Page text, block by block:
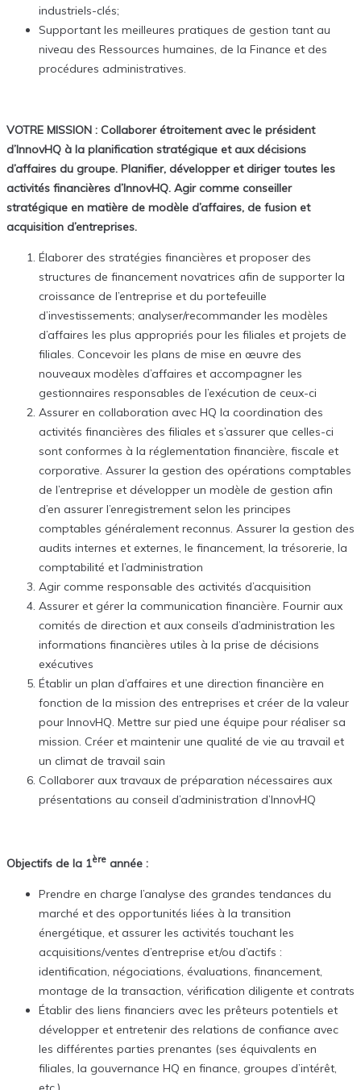
industriels-clés;
Supportant les meilleures pratiques de gestion tant au
niveau des Ressources humaines, de la Finance et des
procédures administratives.
VOTRE MISSION : Collaborer étroitement avec le président
d’InnovHQ à la planification stratégique et aux décisions
d’affaires du groupe. Planifier, développer et diriger toutes les
activités financières d’InnovHQ. Agir comme conseiller
stratégique en matière de modèle d’affaires, de fusion et
acquisition d’entreprises.
Élaborer des stratégies financières et proposer des
structures de financement novatrices afin de supporter la
croissance de l’entreprise et du portefeuille
d’investissements; analyser/recommander les modèles
d’affaires les plus appropriés pour les filiales et projets de
filiales. Concevoir les plans de mise en œuvre des
nouveaux modèles d’affaires et accompagner les
gestionnaires responsables de l’exécution de ceux-ci
Assurer en collaboration avec HQ la coordination des
activités financières des filiales et s’assurer que celles-ci
sont conformes à la réglementation financière, fiscale et
corporative. Assurer la gestion des opérations comptables
de l’entreprise et développer un modèle de gestion afin
d’en assurer l’enregistrement selon les principes
comptables généralement reconnus. Assurer la gestion des
audits internes et externes, le financement, la trésorerie, la
comptabilité et l’administration
Agir comme responsable des activités d’acquisition
Assurer et gérer la communication financière. Fournir aux
comités de direction et aux conseils d’administration les
informations financières utiles à la prise de décisions
exécutives
Établir un plan d’affaires et une direction financière en
fonction de la mission des entreprises et créer de la valeur
pour InnovHQ. Mettre sur pied une équipe pour réaliser sa
mission. Créer et maintenir une qualité de vie au travail et
un climat de travail sain
Collaborer aux travaux de préparation nécessaires aux
présentations au conseil d’administration d’InnovHQ
Objectifs de la 1ère année :
Prendre en charge l’analyse des grandes tendances du
marché et des opportunités liées à la transition
énergétique, et assurer les activités touchant les
acquisitions/ventes d’entreprise et/ou d’actifs :
identification, négociations, évaluations, financement,
montage de la transaction, vérification diligente et contrats
Établir des liens financiers avec les prêteurs potentiels et
développer et entretenir des relations de confiance avec
les différentes parties prenantes (ses équivalents en
filiales, la gouvernance HQ en finance, groupes d’intérêt,